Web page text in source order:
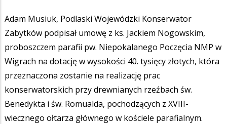
Adam Musiuk, Podlaski Wojewódzki Konserwator
Zabytków podpisał umowę z ks. Jackiem Nogowskim,
proboszczem parafii pw. Niepokalanego Poczęcia NMP w
Wigrach na dotację w wysokości 40. tysięcy złotych, która
przeznaczona zostanie na realizację prac
konserwatorskich przy drewnianych rzeźbach św.
Benedykta i św. Romualda, pochodzących z XVIII-
wiecznego ołtarza głównego w kościele parafialnym.